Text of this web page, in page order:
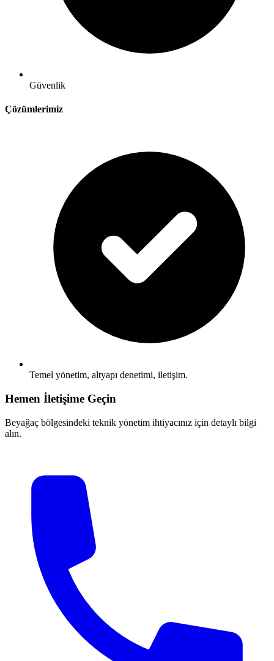
Güvenlik
Çözümlerimiz
Temel yönetim, altyapı denetimi, iletişim.
Hemen İletişime Geçin
Beyağaç bölgesindeki teknik yönetim ihtiyacınız için detaylı bilgi
alın.